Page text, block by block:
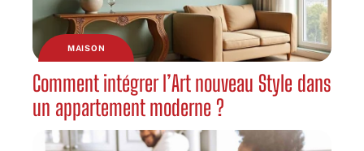
MAISON
Comment intégrer l’Art nouveau Style dans
un appartement moderne ?